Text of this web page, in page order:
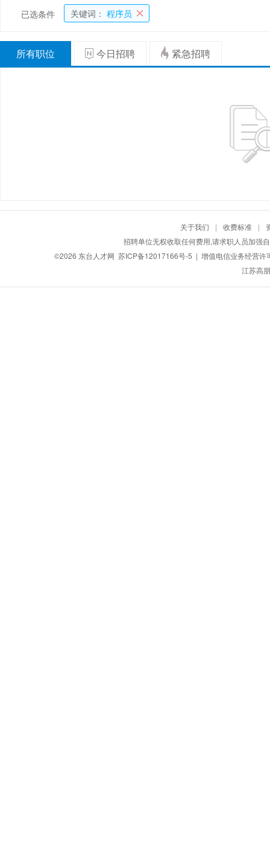
已选条件 关键词： 程序员
所有职位 今日招聘 紧急招聘
关于我们 | 收费标准 |
招聘单位无权收取任何费用,请求职人员加强
©2026 东台人才网 苏ICP备12017166号-5 | 增值电信业务经营
江苏高